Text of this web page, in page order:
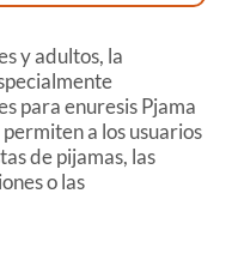
y adultos, la
para enuresis Pjama
a los usuarios
de pijamas, las
o las